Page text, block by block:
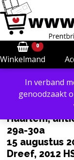
In verband
genoodzaakt
0
Winkelmand
Haarlem,
29a-30a
15 augustus
Dreef, 2012